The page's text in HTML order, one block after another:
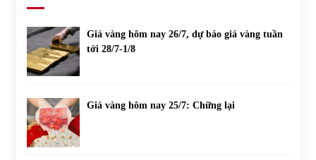
Giá vàng hôm nay 26/7, dự báo giá vàng tuần
tới 28/7-1/8
Giá vàng hôm nay 25/7: Chững lại